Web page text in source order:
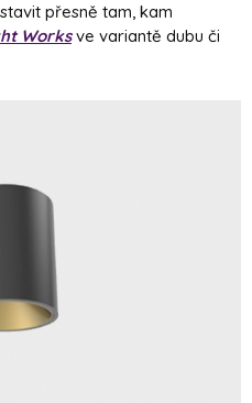
přesně tam, kam
Worksve variantě dubu či